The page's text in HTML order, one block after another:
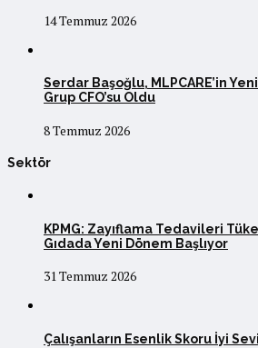
14 Temmuz 2026
Serdar Başoğlu, MLPCARE’in
Grup CFO’su Oldu
8 Temmuz 2026
Sektör
KPMG: Zayıflama Tedavileri
Gıdada Yeni Dönem Başlıyor
31 Temmuz 2026
Çalışanların Esenlik Skoru İyi